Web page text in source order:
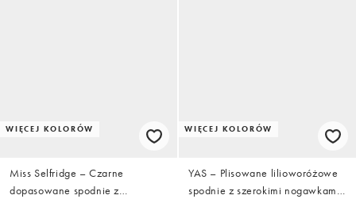
WIĘCEJ KOLORÓW
Miss Selfridge – Czarne
dopasowane spodnie z
WIĘCEJ KOLORÓW
YAS – Plisowane lilioworóżowe
spodnie z szerokimi nogawkami i